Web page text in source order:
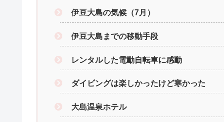
伊豆大島の気候（7月）
伊豆大島までの移動手段
レンタルした電動自転車に感動
ダイビングは楽しかったけど寒かった
大島温泉ホテル